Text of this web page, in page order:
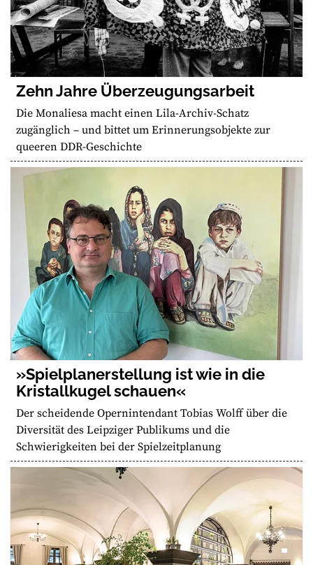
Zehn Jahre Überzeugungsarbeit
Die Monaliesa macht einen Lila-Archiv-Schatz
zugänglich – und bittet um Erinnerungsobjekte zur
queeren DDR-Geschichte
»Spielplanerstellung ist wie in die
Kristallkugel schauen«
Der scheidende Opernintendant Tobias Wolff über die
Diversität des Leipziger Publikums und die
Schwierigkeiten bei der Spielzeitplanung